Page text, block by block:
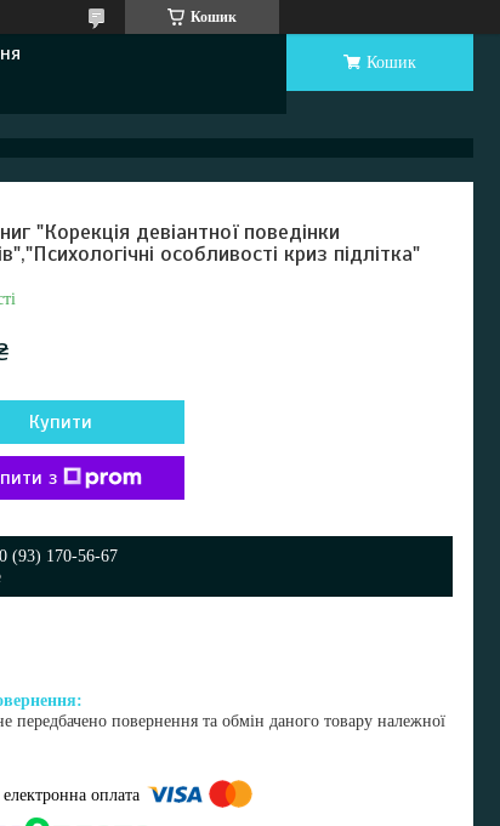
Кошик
Кошик
"Корекція девіантної поведінки
особливості криз підлітка"
Купити
з
(93) 170-56-67
передбачено повернення та обмін даного товару належної